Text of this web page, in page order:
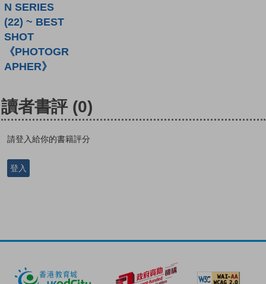
N SERIES
(22) ~ BEST
SHOT
《PHOTOGR
APHER》
讀者書評 (0)
請登入給你的書籍評分
登入